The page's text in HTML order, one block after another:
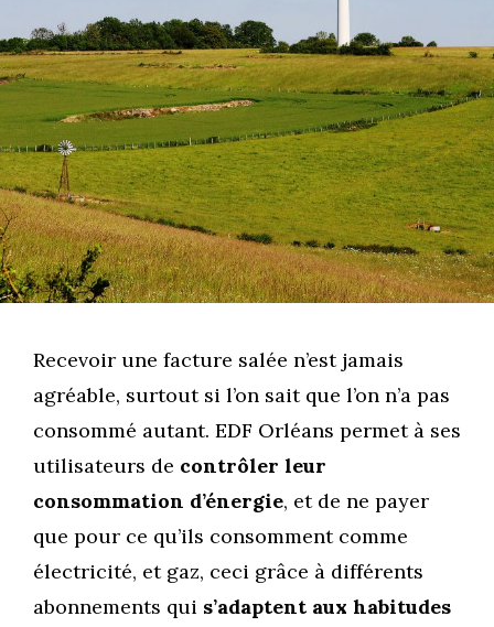
Recevoir une facture salée n’est jamais
agréable, surtout si l’on sait que l’on n’a pas
consommé autant. EDF Orléans permet à ses
utilisateurs de contrôler leur
consommation d’énergie, et de ne payer
que pour ce qu’ils consomment comme
électricité, et gaz, ceci grâce à différents
abonnements qui s’adaptent aux habitudes